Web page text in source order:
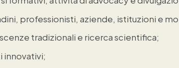
professionisti, aziende, istituzioni e
tradizionali e ricerca scientifica;
innovativi;